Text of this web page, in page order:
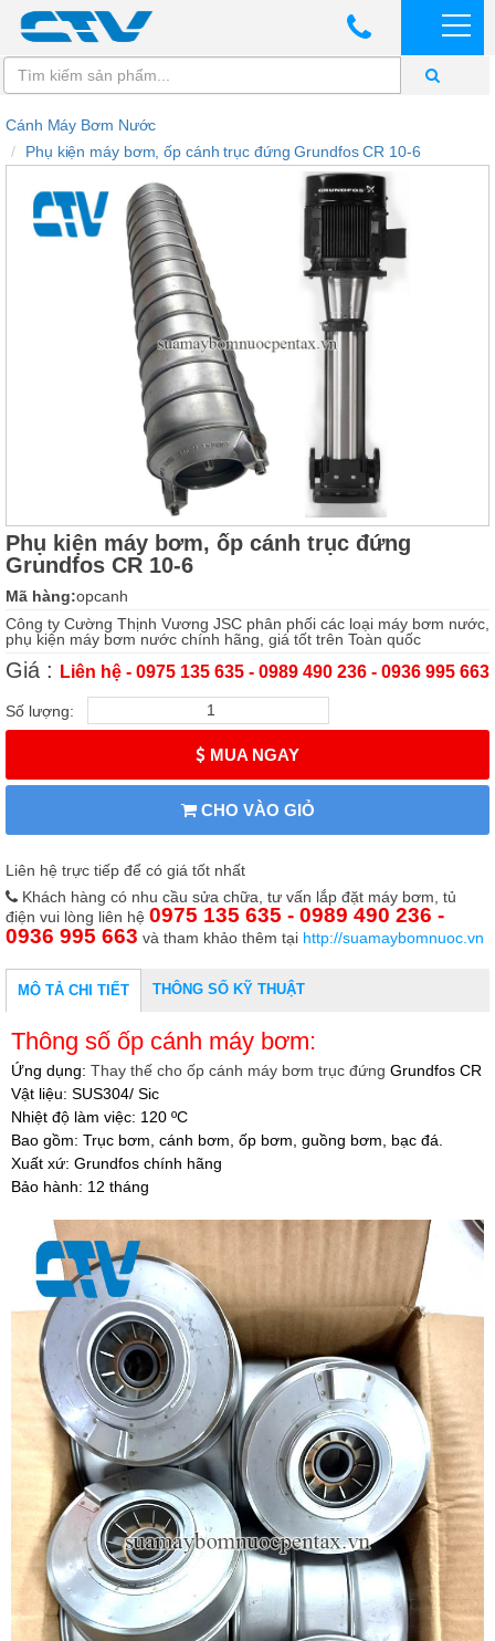
Cánh Máy Bơm Nước
Phụ kiện máy bơm, ốp cánh trục đứng Grundfos CR 10-6
Phụ kiện máy bơm, ốp cánh trục đứng
Grundfos CR 10-6
Mã hàng:opcanh
Công ty Cường Thịnh Vương JSC phân phối các loại máy bơm nước,
phụ kiện máy bơm nước chính hãng, giá tốt trên Toàn quốc
Giá : Liên hệ - 0975 135 635 - 0989 490 236 - 0936 995 663
Số lượng:
MUA NGAY
CHO VÀO GIỎ
Liên hệ trực tiếp để có giá tốt nhất
Khách hàng có nhu cầu sửa chữa, tư vấn lắp đặt máy bơm, tủ
điện vui lòng liên hệ 0975 135 635 - 0989 490 236 -
0936 995 663 và tham khảo thêm tại http://suamaybomnuoc.vn
MÔ TẢ CHI TIẾT THÔNG SỐ KỸ THUẬT
Thông số ốp cánh máy bơm:
Ứng dụng: Thay thế cho ốp cánh máy bơm trục đứng Grundfos CR
Vật liệu: SUS304/ Sic
Nhiệt độ làm việc: 120 ºC
Bao gồm: Trục bơm, cánh bơm, ốp bơm, guồng bơm, bạc đá.
Xuất xứ: Grundfos chính hãng
Bảo hành: 12 tháng